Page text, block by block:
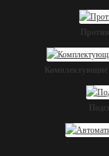
Комплектующие